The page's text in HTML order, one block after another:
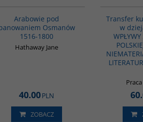
Arabowie pod
Osmanów
1516-1800
Hathaway Jane
40.00PLN
ZOBACZ
Transfer
w